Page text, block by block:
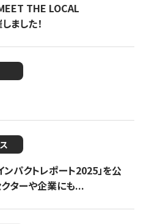
THE LOCAL
ました！
ンパクトレポート2025」を公
ターや企業にも...